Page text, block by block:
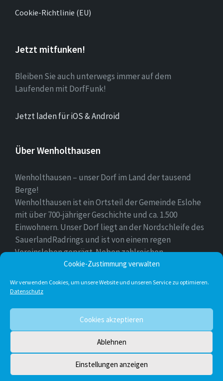
Cookie-Zustimmung verwalten
Wir verwenden Cookies, um unsere Website und unseren Service zu optimieren.
Datenschutz
Cookies akzeptieren
Ablehnen
Einstellungen anzeigen
Cookie-Richtlinie (EU)
Jetzt mitfunken!
Bleiben Sie auch unterwegs immer auf dem
Laufenden mit DorfFunk!
Jetzt laden für iOS & Android
Über Wenholthausen
Wenholthausen – unser Dorf im Land der tausend
Berge!
Wenholthausen ist ein Ortsteil der Gemeinde Eslohe
mit über 700-jähriger Geschichte und ca. 1.500
Einwohnern. Unser Dorf liegt an der Nordschleife des
SauerlandRadrings und ist von einem regen
Vereinsleben geprägt. Neben zahlreichen
Freizeitmöglichkeiten ist unser Ort für sein
Facebook Twitter
© 2026 Wenholthausen